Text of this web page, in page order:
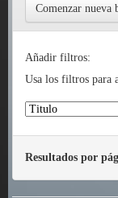
Comenzar nueva
Añadir filtros:
Usa los filtros para
Resultados por